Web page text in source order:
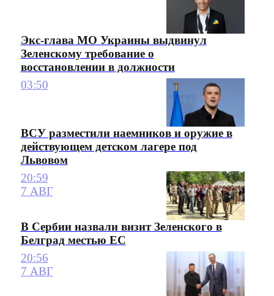
Экс-глава МО Украины выдвинул
Зеленскому требование о
восстановлении в должности
03:50
ВСУ разместили наемников и оружие в
действующем детском лагере под
Львовом
20:59
7 АВГ
В Сербии назвали визит Зеленского в
Белград местью ЕС
20:56
7 АВГ